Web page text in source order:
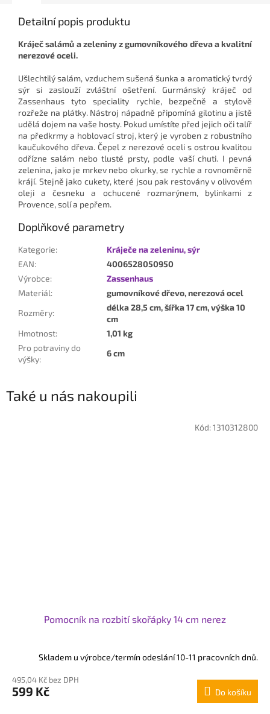
Detailní popis produktu
Kráječ salámů a zeleniny z gumovníkového dřeva a kvalitní
nerezové oceli.
Ušlechtilý salám, vzduchem sušená šunka a aromatický tvrdý
sýr si zaslouží zvláštní ošetření. Gurmánský kráječ od
Zassenhaus tyto speciality rychle, bezpečně a stylově
rozřeže na plátky. Nástroj nápadně připomíná gilotinu a jistě
udělá dojem na vaše hosty. Pokud umístíte před jejich oči talíř
na předkrmy a hoblovací stroj, který je vyroben z robustního
kaučukového dřeva. Čepel z nerezové oceli s ostrou kvalitou
odřízne salám nebo tlusté prsty, podle vaší chuti. I pevná
zelenina, jako je mrkev nebo okurky, se rychle a rovnoměrně
krájí. Stejně jako cukety, které jsou pak restovány v olivovém
oleji a česneku a ochucené rozmarýnem, bylinkami z
Provence, solí a pepřem.
Doplňkové parametry
Kategorie:
Kráječe na zeleninu, sýr
EAN:
4006528050950
Výrobce:
Zassenhaus
Materiál:
gumovníkové dřevo, nerezová ocel
Rozměry:
délka 28,5 cm, šířka 17 cm, výška 10
cm
Hmotnost:
1,01 kg
Pro potraviny do
výšky:
6 cm
Také u nás nakoupili
Pomocník na rozbití skořápky 14 cm nerez
Skladem u výrobce/termín odeslání 10-11 pracovních dnů.
495,04 Kč bez DPH
599 Kč Do košíku
Kód:1310312800